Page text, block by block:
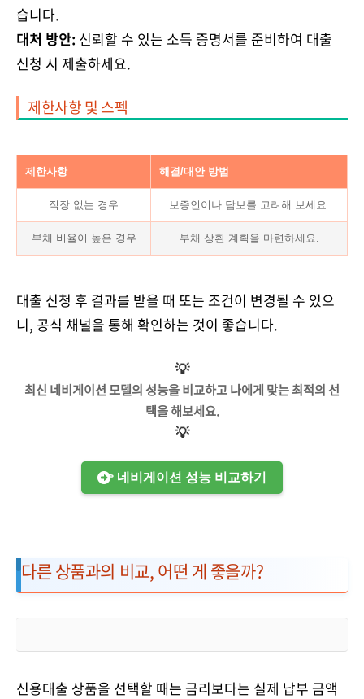
습니다.
대처 방안: 신뢰할 수 있는 소득 증명서를 준비하여 대출
신청 시 제출하세요.
제한사항 및 스펙
제한사항 해결/대안 방법
직장 없는 경우 보증인이나 담보를 고려해 보세요.
부채 비율이 높은 경우 부채 상환 계획을 마련하세요.
대출 신청 후 결과를 받을 때 또는 조건이 변경될 수 있으
니, 공식 채널을 통해 확인하는 것이 좋습니다.
💡
최신 네비게이션 모델의 성능을 비교하고 나에게 맞는 최적의 선
택을 해보세요.
💡
👉 네비게이션 성능 비교하기
다른 상품과의 비교, 어떤 게 좋을까?
신용대출 상품을 선택할 때는 금리보다는 실제 납부 금액